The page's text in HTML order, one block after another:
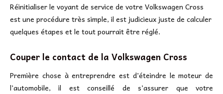
Réinitialiser le voyant de service de votre Volkswagen Cross
est une procédure très simple, il est judicieux juste de calculer
quelques étapes et le tout pourrait être réglé.
Couper le contact de la Volkswagen Cross
Première chose à entreprendre est d’éteindre le moteur de
l’automobile, il est conseillé de s’assurer que votre